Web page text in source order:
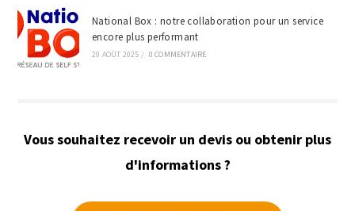
National Box : notre collaboration pour un service
encore plus performant
20 AOÛT 2025 / 0 COMMENTAIRE
Vous souhaitez recevoir un devis ou obtenir plus
d'informations ?